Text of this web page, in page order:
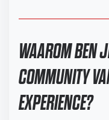
WAAROM BEN
COMMUNITY
EXPERIENCE?